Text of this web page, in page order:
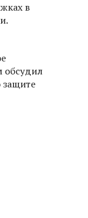
в
обсудил